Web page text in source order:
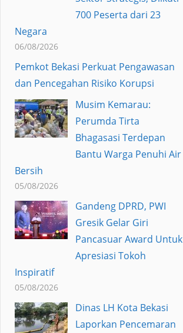
700 Peserta dari 23
Negara
06/08/2026
Pemkot Bekasi Perkuat Pengawasan
dan Pencegahan Risiko Korupsi
Musim Kemarau:
Perumda Tirta
Bhagasasi Terdepan
Bantu Warga Penuhi Air
Bersih
05/08/2026
Gandeng DPRD, PWI
Gresik Gelar Giri
Pancasuar Award Untuk
Apresiasi Tokoh
Inspiratif
05/08/2026
Dinas LH Kota Bekasi
Laporkan Pencemaran